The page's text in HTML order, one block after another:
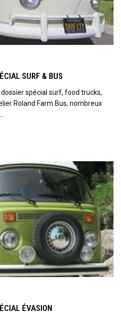
SURF & BUS
spécial surf, food trucks,
Roland Farm Bus, nombreux
ÉVASION